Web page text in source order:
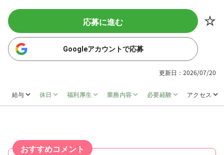
応募に進む
Googleアカウントで応募
更新日：2026/07/20
給与 休日 福利厚生 業務内容 必要経験 アクセス
おすすめコメント